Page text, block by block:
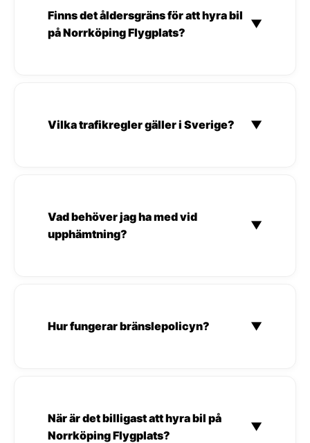
Finns det åldersgräns för att hyra bil
på Norrköping Flygplats?
▼
Vilka trafikregler gäller i Sverige? ▼
Vad behöver jag ha med vid
upphämtning?
▼
Hur fungerar bränslepolicyn? ▼
När är det billigast att hyra bil på
Norrköping Flygplats?
▼